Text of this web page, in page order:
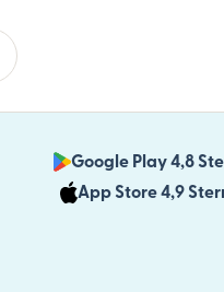
Google Play 4,8
App Store 4,9